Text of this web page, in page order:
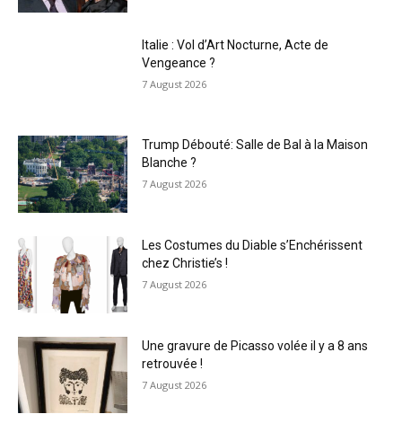
Italie : Vol d’Art Nocturne, Acte de
Vengeance ?
7 August 2026
Trump Débouté: Salle de Bal à la Maison
Blanche ?
7 August 2026
Les Costumes du Diable s’Enchérissent
chez Christie’s !
7 August 2026
Une gravure de Picasso volée il y a 8 ans
retrouvée !
7 August 2026